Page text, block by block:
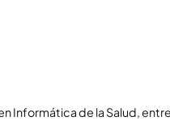
Informática de la Salud,